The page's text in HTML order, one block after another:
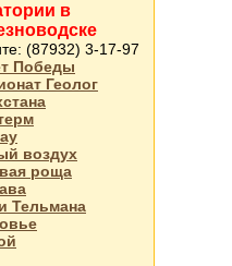
в
(87932) 3-17-97
Победы
Геолог
воздух
роща
Тельмана